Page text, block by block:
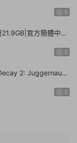
5
官方簡體中
5
2: Juggernaut
5